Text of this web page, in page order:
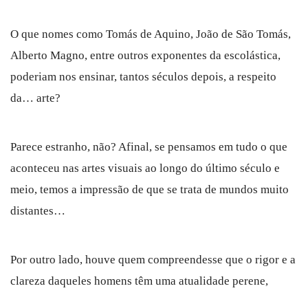
O que nomes como Tomás de Aquino, João de São Tomás,
Alberto Magno, entre outros exponentes da escolástica,
poderiam nos ensinar, tantos séculos depois, a respeito
da… arte?
Parece estranho, não? Afinal, se pensamos em tudo o que
aconteceu nas artes visuais ao longo do último século e
meio, temos a impressão de que se trata de mundos muito
distantes…
Por outro lado, houve quem compreendesse que o rigor e a
clareza daqueles homens têm uma atualidade perene,